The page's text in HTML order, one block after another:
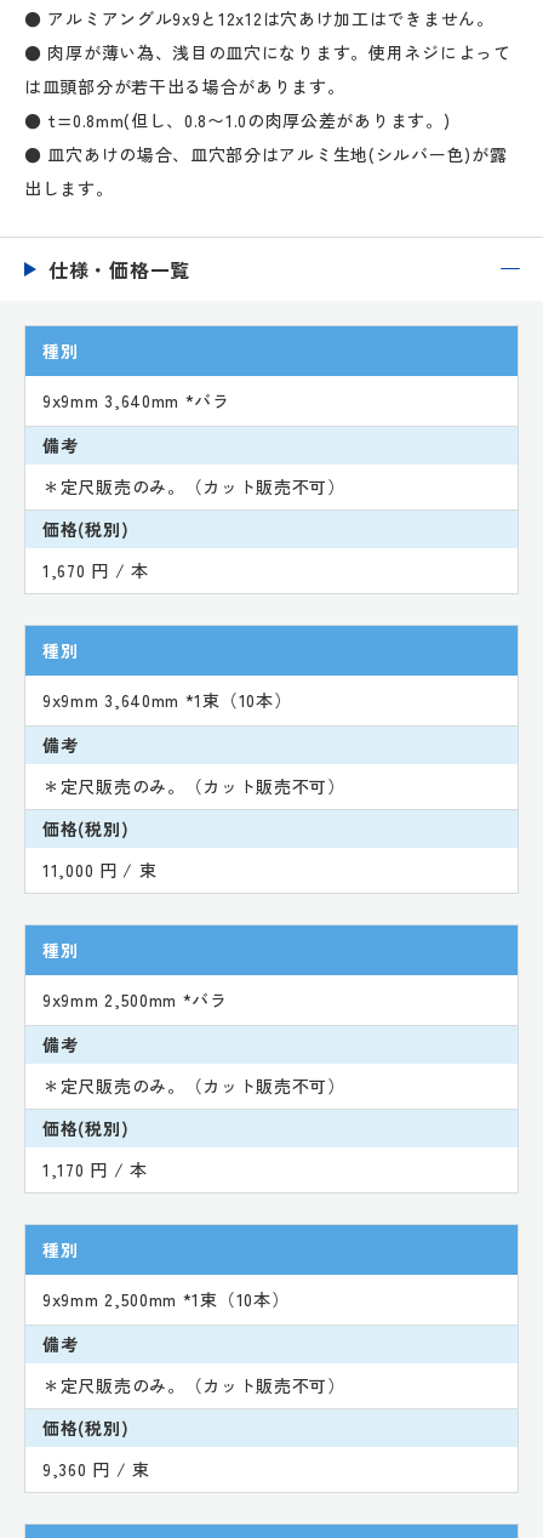
● アルミアングル9x9と12x12は穴あけ加工はできません。
● 肉厚が薄い為、浅目の皿穴になります。使用ネジによって
は皿頭部分が若干出る場合があります。
● t=0.8mm(但し、0.8〜1.0の肉厚公差があります。)
● 皿穴あけの場合、皿穴部分はアルミ生地(シルバー色)が露
出します。
仕様・価格一覧
種別
9x9mm 3,640mm *バラ
備考
＊定尺販売のみ。（カット販売不可）
価格(税別)
1,670 円 / 本
種別
9x9mm 3,640mm *1束（10本）
備考
＊定尺販売のみ。（カット販売不可）
価格(税別)
11,000 円 / 束
種別
9x9mm 2,500mm *バラ
備考
＊定尺販売のみ。（カット販売不可）
価格(税別)
1,170 円 / 本
種別
9x9mm 2,500mm *1束（10本）
備考
＊定尺販売のみ。（カット販売不可）
価格(税別)
9,360 円 / 束